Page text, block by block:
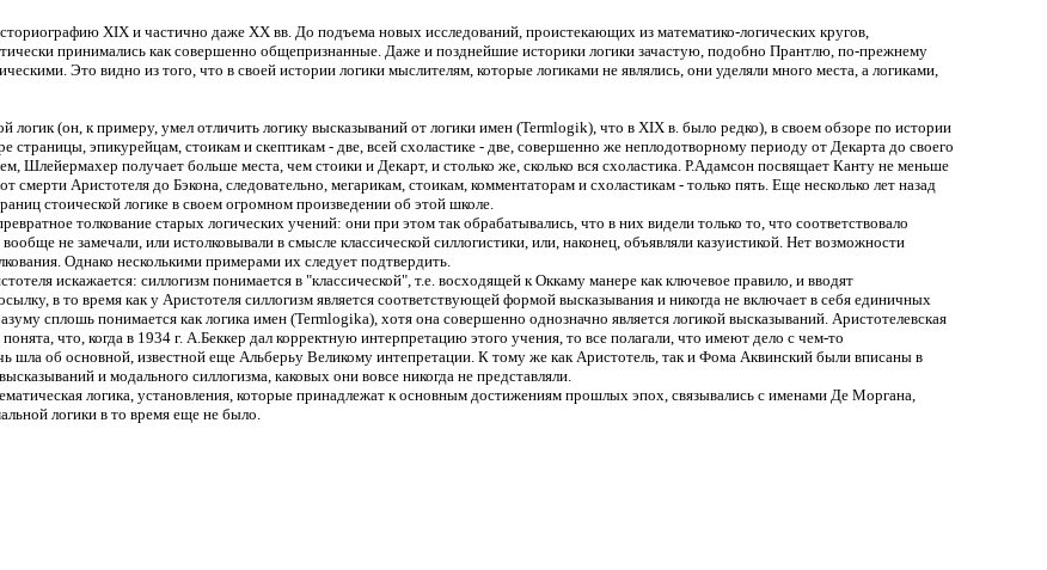
XIX и частично даже XX вв. До подъема новых исследований, проистекающих из математико-логических кругов,
принимались как совершенно общепризнанные. Даже и позднейшие историки логики зачастую, подобно Прантлю, по-прежнему
Это видно из того, что в своей истории логики мыслителям, которые логиками не являлись, они уделяли много места, а логиками,
(он, к примеру, умел отличить логику высказываний от логики имен (Termlogik), что в XIX в. было редко), в своем обзоре по истории
страницы, эпикурейцам, стоикам и скептикам - две, всей схоластике - две, совершенно же неплодотворному периоду от Декарта до своего
Шлейермахер получает больше места, чем стоики и Декарт, и столько же, сколько вся схоластика. Р.Адамсон посвящает Канту не меньше
смерти Аристотеля до Бэкона, следовательно, мегарикам, стоикам, комментаторам и схоластикам - только пять. Еще несколько лет назад
стоической логике в своем огромном произведении об этой школе.
толкование старых логических учений: они при этом так обрабатывались, что в них видели только то, что соответствовало
не замечали, или истолковывали в смысле классической силлогистики, или, наконец, объявляли казуистикой. Нет возможности
Однако несколькими примерами их следует подтвердить.
искажается: силлогизм понимается в "классической", т.е. восходящей к Оккаму манере как ключевое правило, и вводят
в то время как у Аристотеля силлогизм является соответствующей формой высказывания и никогда не включает в себя единичных
сплошь понимается как логика имен (Termlogika), хотя она совершенно однозначно является логикой высказываний. Аристотелевская
что, когда в 1934 г. А.Беккер дал корректную интерпретацию этого учения, то все полагали, что имеют дело с чем-то
шла об основной, известной еще Альберьу Великому интепретации. К тому же как Аристотель, так и Фома Аквинский были вписаны в
и модального силлогизма, каковых они вовсе никогда не представляли.
логика, установления, которые принадлежат к основным достижениям прошлых эпох, связывались с именами Де Моргана,
логики в то время еще не было.